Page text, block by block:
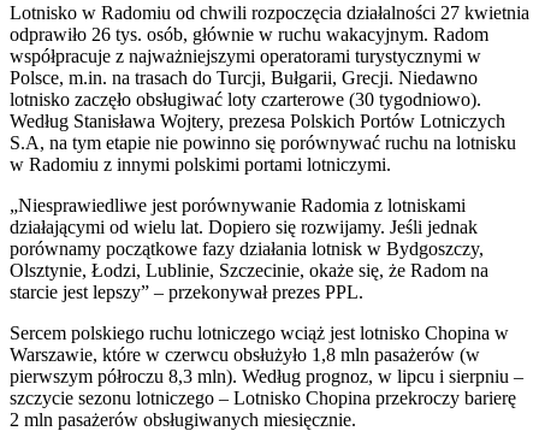
Lotnisko w Radomiu od chwili rozpoczęcia działalności 27 kwietnia
odprawiło 26 tys. osób, głównie w ruchu wakacyjnym. Radom
współpracuje z najważniejszymi operatorami turystycznymi w
Polsce, m.in. na trasach do Turcji, Bułgarii, Grecji. Niedawno
lotnisko zaczęło obsługiwać loty czarterowe (30 tygodniowo).
Według Stanisława Wojtery, prezesa Polskich Portów Lotniczych
S.A, na tym etapie nie powinno się porównywać ruchu na lotnisku
w Radomiu z innymi polskimi portami lotniczymi.
„Niesprawiedliwe jest porównywanie Radomia z lotniskami
działającymi od wielu lat. Dopiero się rozwijamy. Jeśli jednak
porównamy początkowe fazy działania lotnisk w Bydgoszczy,
Olsztynie, Łodzi, Lublinie, Szczecinie, okaże się, że Radom na
starcie jest lepszy” – przekonywał prezes PPL.
Sercem polskiego ruchu lotniczego wciąż jest lotnisko Chopina w
Warszawie, które w czerwcu obsłużyło 1,8 mln pasażerów (w
pierwszym półroczu 8,3 mln). Według prognoz, w lipcu i sierpniu –
szczycie sezonu lotniczego – Lotnisko Chopina przekroczy barierę
2 mln pasażerów obsługiwanych miesięcznie.